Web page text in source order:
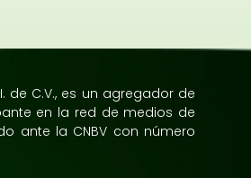
de C.V., es un agregador de
en la red de medios de
ante la CNBV con número